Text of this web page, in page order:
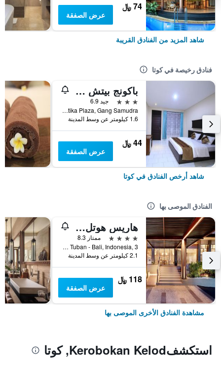
74 ﷼
عرض الصفقة
شاهد المزيد من الفنادق القريبة
فنادق رخيصة في كوتا
باكونج بيتش ريزورت
3 نجوم
جيد 6.9
Jalan Kartika Plaza, Gang Samudra, كوتا, إندونيسيا
1.6 كيلومتر عن وسط المدينة
44 ﷼
عرض الصفقة
شاهد أرخص الفنادق في كوتا
الفنادق الموصى بها
هاريس هوتل كوتا توبان بالي
4 نجوم
ممتاز 8.3
Jl.Dewi Sartika Tuban - Bali, Indonesia, 3, كوتا, إندونيسيا
2.1 كيلومتر عن وسط المدينة
118 ﷼
عرض الصفقة
مشاهدة الفنادق الأخرى الموصى بها
استكشفKerobokan Kelod, كوتا